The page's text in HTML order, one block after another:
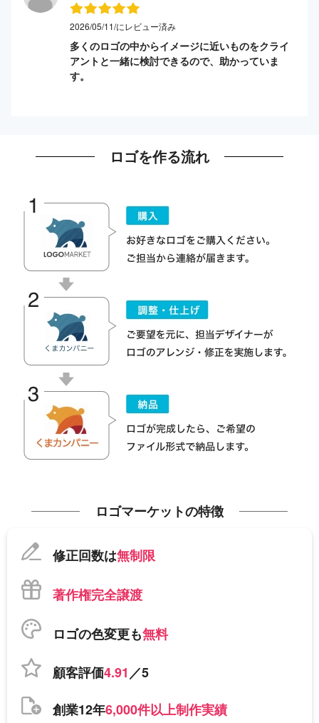
2026/05/11/にレビュー済み
多くのロゴの中からイメージに近いものをクライ
アントと一緒に検討できるので、助かっていま
す。
ロゴを作る流れ
ロゴマーケットの特徴
修正回数は無制限
著作権完全譲渡
ロゴの色変更も無料
顧客評価4.91／5
創業12年6,000件以上制作実績